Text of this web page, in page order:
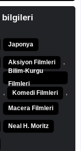
bilgileri
Japonya
Aksiyon Filmleri
Bilim-Kurgu
Filmleri
Komedi Filmleri
Macera Filmleri
Neal H. Moritz